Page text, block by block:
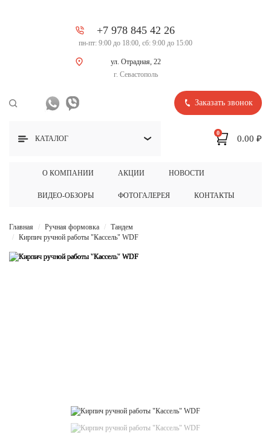
+7 978 845 42 26
пн-пт: 9:00 до 18:00, сб: 9:00 до 15:00
ул. Отрадная, 22
г. Севастополь
Заказать звонок
КАТАЛОГ
О КОМПАНИИ АКЦИИ НОВОСТИ
ВИДЕО-ОБЗОРЫ ФОТОГАЛЕРЕЯ КОНТАКТЫ
0
0.00 ₽
Главная Ручная формовка
Тандем
Кирпич ручной работы "Кассель" WDF